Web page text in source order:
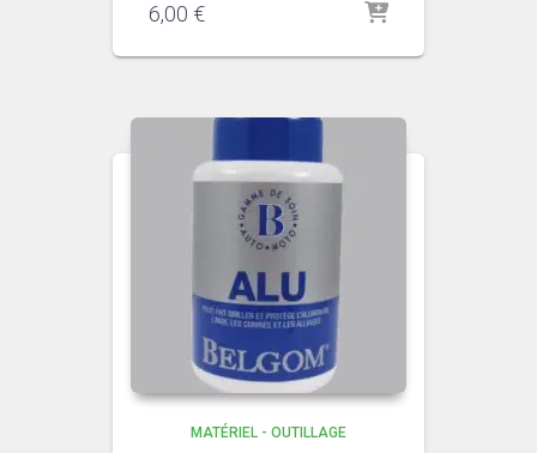
6,00 €
MATÉRIEL - OUTILLAGE